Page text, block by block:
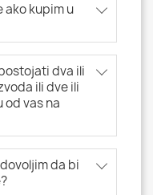
ako kupim u
dva ili
ili dve ili
vas na
da bi